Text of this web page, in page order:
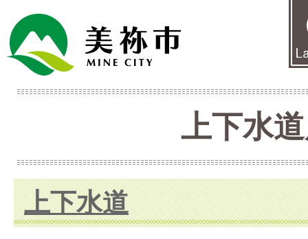
上下水
上下水道